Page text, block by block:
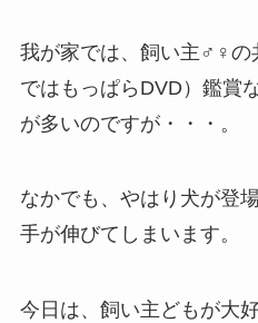
我が家では、飼い主♂♀の
ではもっぱらDVD）鑑賞
が多いのですが・・・。
なかでも、やはり犬が登
手が伸びてしまいます。
今日は、飼い主どもが大